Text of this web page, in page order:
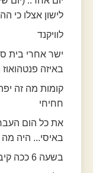
לישון אצלו כי
לוויקנד
ישר אחרי בית
באיזה
קומות מה זה
חחיחי
את כל הום
באיסי... היה מה
בשעה 6 ככה קיבלתי טלפון